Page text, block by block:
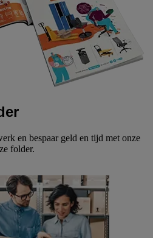
en bespaar geld en tijd met onze
folder.